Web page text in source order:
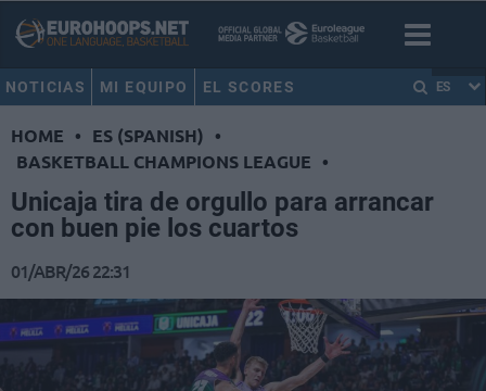
NOTICIAS MI EQUIPO EL SCORES ES
HOME • ES (SPANISH) •
BASKETBALL CHAMPIONS LEAGUE •
Unicaja tira de orgullo para arrancar
con buen pie los cuartos
01/ABR/26 22:31